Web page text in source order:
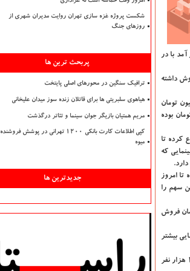
در آمد با در
رفته است 663 و نیم میلیون تومان فروش داشته
اكران خویش را از سوم مهرماه شروع كرده و با محدودیت سنی ۱۵+ سال روی پرده رفته است، تا امروز 525 میلیون تومان
فیلم با در اختیار داشتن در مجموع 94 سینما، سهم تهران 366 میلیون تومان بوده
۱۲ سال نمایش خویش را شروع كرده تا
فیلم سینمایی كه
تا امروز
دارد كه بیشترین سهم را
با محدودیت سنی ۱۲+ سال روی پرده رفته است، حدود 973 میلیون تومان فروش
با محدودیت سنی بالای ۱۵ سال و در اختیار داشتن 101 سالن سینمایی بیشتر
همینطور سینمایی «كلوپ همسران» ساخته مهدی صباغ زاده، در ژانر كمدی كه از ۲۶ شهریورماه نمایش خویش را آغاز كرد، با محدودیت سنی ۱۵+ سال، با جذب 182 هزار نفر
شکست پروژه غزه سازی تهران روایت مدیران شهری از
روزهای جنگ
پربحث ترین ها
ترافیک سنگین در محورهای اصلی پایتخت
هیاهوی سلبریتی ها برای قاتلان زنده سوز میدان علیخانی
مریم همتیان بازیگر جوان سینما و تئاتر درگذشت
کپی اطلاعات کارت بانکی ۱۲۰۰ تهرانی در پوشش فروشنده
میوه
جدیدترین ها